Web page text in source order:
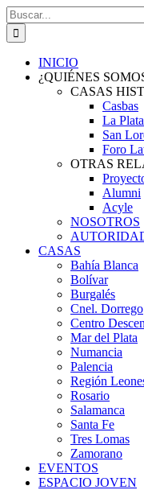
Saltar
al
contenido
Buscar:
INICIO
¿QUIÉNES
CASAS
Casbas
La Plata
San
Foro
OTRAS
Alumni
Acyle
NOSOTROS
CASAS
Bahía Blanca
Bolívar
Burgalés
Cnel. Dorrego
Centro
Mar del Plata
Numancia
Palencia
Región
Rosario
Salamanca
Santa Fe
Tres Lomas
Zamorano
EVENTOS
ESPACIO JOVEN